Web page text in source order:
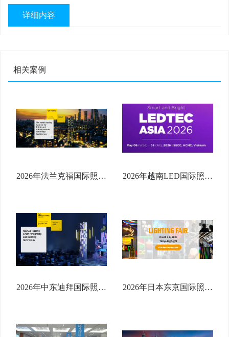
详细内容
相关案例
2026年法兰克福国际照明
2026年越南LED国际照明
2026年中东迪拜国际照明
2026年日本东京国际照明